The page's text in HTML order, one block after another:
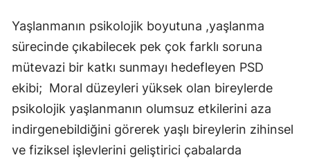
Yaşlanmanın psikolojik boyutuna ,yaşlanma
sürecinde çıkabilecek pek çok farklı soruna
mütevazi bir katkı sunmayı hedefleyen PSD
ekibi; Moral düzeyleri yüksek olan bireylerde
psikolojik yaşlanmanın olumsuz etkilerini aza
indirgenebildiğini görerek yaşlı bireylerin zihinsel
ve fiziksel işlevlerini geliştirici çabalarda